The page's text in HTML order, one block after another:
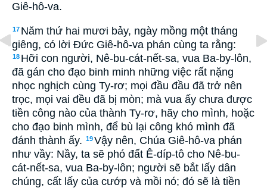
Giê-hô-va.
17 Năm thứ hai mươi bảy, ngày mồng một tháng
giêng, có lời Ðức Giê-hô-va phán cùng ta rằng:
18 Hỡi con người, Nê-bu-cát-nết-sa, vua Ba-by-lôn,
đã gán cho đạo binh minh những việc rất nặng
nhọc nghịch cùng Ty-rơ; mọi đầu đầu đã trở nên
trọc, mọi vai đều đã bị mòn; mà vua ấy chưa được
tiền công nào của thành Ty-rơ, hãy cho mình, hoặc
cho đạo binh mình, để bù lại công khó mình đã
đánh thành ấy. 19Vậy nên, Chúa Giê-hô-va phán
như vầy: Nầy, ta sẽ phó đất Ê-díp-tô cho Nê-bu-
cát-nết-sa, vua Ba-by-lôn; người sẽ bắt lấy dân
chúng, cất lấy của cướp và mồi nó; đó sẽ là tiền